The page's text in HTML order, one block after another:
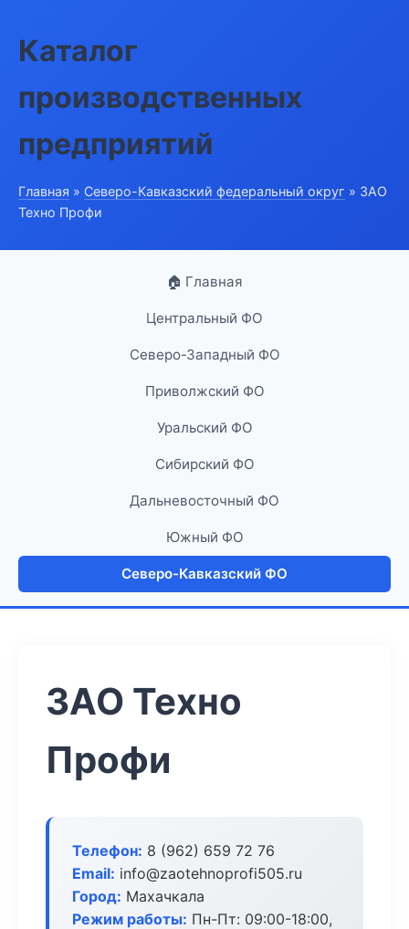
Каталог
производственных
предприятий
Главная » Северо-Кавказский федеральный округ » ЗАО
Техно Профи
🏠 Главная
Центральный ФО
Северо-Западный ФО
Приволжский ФО
Уральский ФО
Сибирский ФО
Дальневосточный ФО
Южный ФО
Северо-Кавказский ФО
ЗАО Техно
Профи
Телефон: 8 (962) 659 72 76
Email: info@zaotehnoprofi505.ru
Город: Махачкала
Режим работы: Пн-Пт: 09:00-18:00,